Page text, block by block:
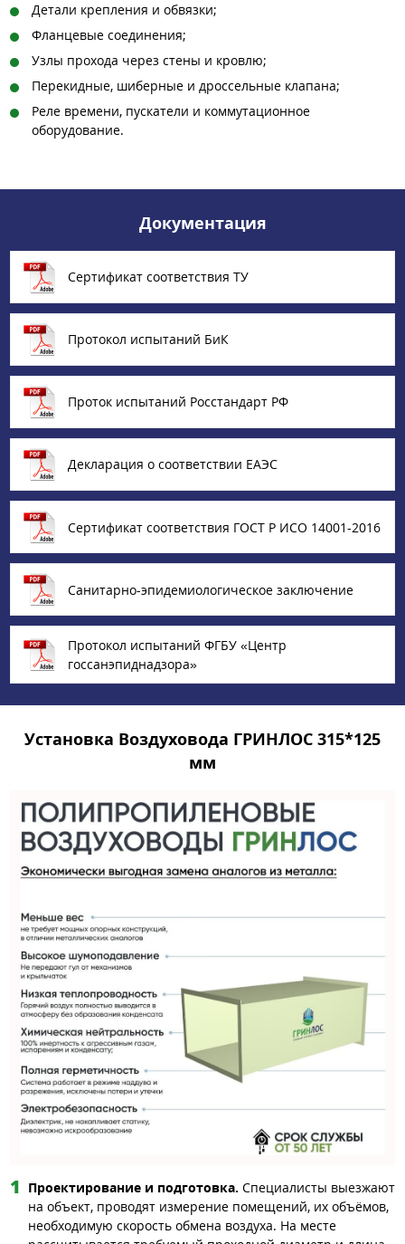
Детали крепления и обвязки;
Фланцевые соединения;
Узлы прохода через стены и кровлю;
Перекидные, шиберные и дроссельные клапана;
Реле времени, пускатели и коммутационное
оборудование.
Документация
Сертификат соответствия ТУ
Протокол испытаний БиК
Проток испытаний Росстандарт РФ
Декларация о соответствии ЕАЭС
Сертификат соответствия ГОСТ Р ИСО 14001-2016
Санитарно-эпидемиологическое заключение
Протокол испытаний ФГБУ «Центр
госсанэпиднадзора»
Установка Воздуховода ГРИНЛОС 315*125
мм
Проектирование и подготовка. Специалисты выезжают
на объект, проводят измерение помещений, их объёмов,
необходимую скорость обмена воздуха. На месте